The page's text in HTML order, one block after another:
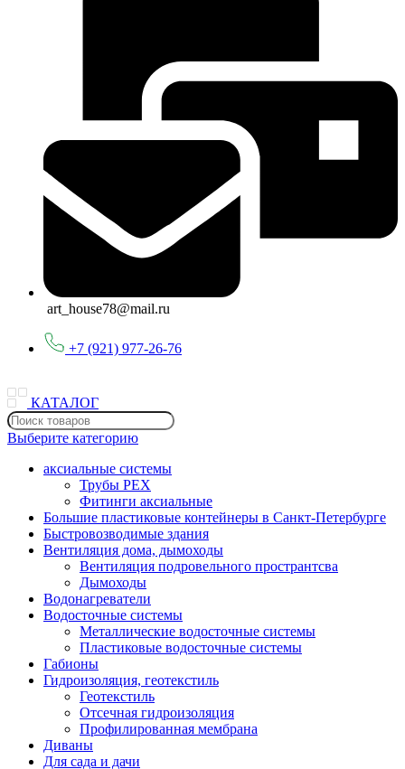
art_house78@mail.ru
+7 (921) 977-26-76
КАТАЛОГ
Выберите категорию
аксиальные системы
Трубы PEX
Фитинги аксиальные
Большие пластиковые контейнеры в Санкт-Петербурге
Быстровозводимые здания
Вентиляция дома, дымоходы
Вентиляция подровельного пространтсва
Дымоходы
Водонагреватели
Водосточные системы
Металлические водосточные системы
Пластиковые водосточные системы
Габионы
Гидроизоляция, геотекстиль
Геотекстиль
Отсечная гидроизоляция
Профилированная мембрана
Диваны
Для сада и дачи